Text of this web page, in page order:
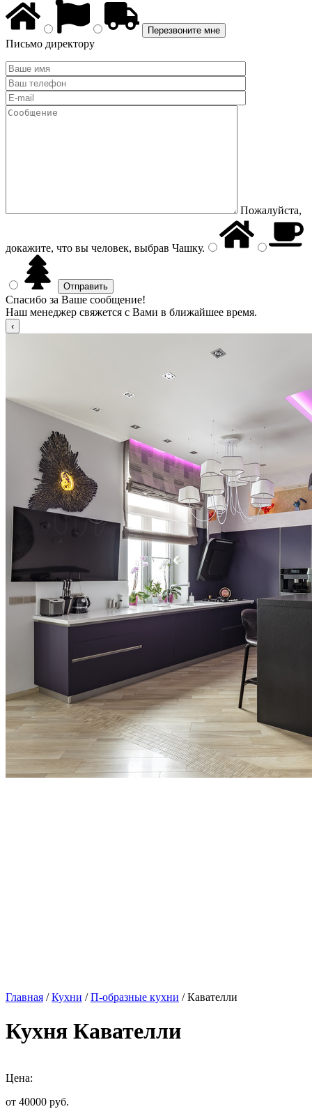
Письмо директору
Пожалуйста,
докажите, что вы человек, выбрав Чашку.
Спасибо за Ваше сообщение!
Наш менеджер свяжется с Вами в ближайшее время.
Главная /Кухни /П-образные кухни / Кавателли
Кухня Кавателли
Цена:
от 40000 руб.